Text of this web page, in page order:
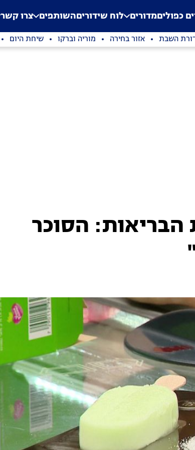
Application error: a
. כפוליםמדורים לוח שידוריםהשותפים צרו קשר
השבת אזור בחירה מוריה וברקו שיחת היום
הסוכר